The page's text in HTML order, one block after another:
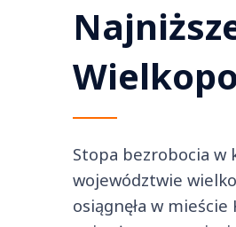
Stopa bezrobocia w
województwie
osiągnęła w